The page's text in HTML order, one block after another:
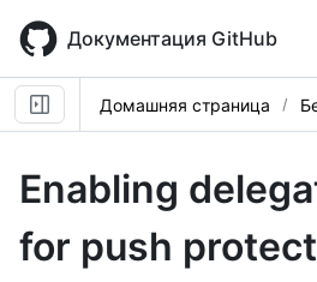
main
content
Документация GitHub
Домашняя страница
Enabling
for push